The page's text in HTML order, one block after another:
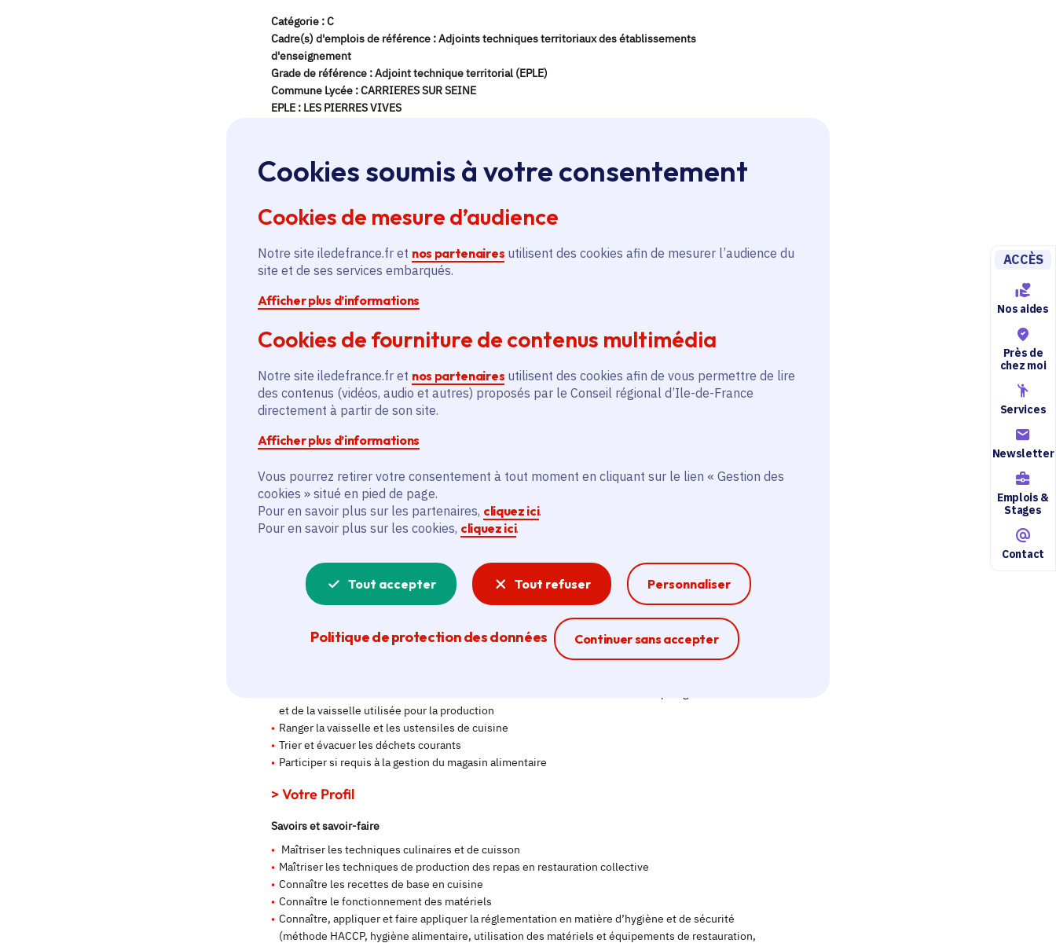
Cookies soumis à votre consentement
Cookies de mesure d’audience
Notre site iledefrance.fr et nos partenaires utilisent des cookies afin de mesurer l’audience du
site et de ses services embarqués.
Afficher plus d’informations
Cookies de fourniture de contenus multimédia
Notre site iledefrance.fr et nos partenaires utilisent des cookies afin de vous permettre de lire
des contenus (vidéos, audio et autres) proposés par le Conseil régional d’Ile-de-France
directement à partir de son site.
Afficher plus d’informations
Vous pourrez retirer votre consentement à tout moment en cliquant sur le lien « Gestion des
cookies » situé en pied de page.
Pour en savoir plus sur les partenaires, cliquez ici.
Pour en savoir plus sur les cookies, cliquez ici.
Tout accepter Tout refuser Personnaliser
Politique de protection des données Continuer sans accepter
Ferme la modale
ACCÈS
Nos aides
Près de
chez moi
Services
Newsletter
Emplois &
Stages
Contact